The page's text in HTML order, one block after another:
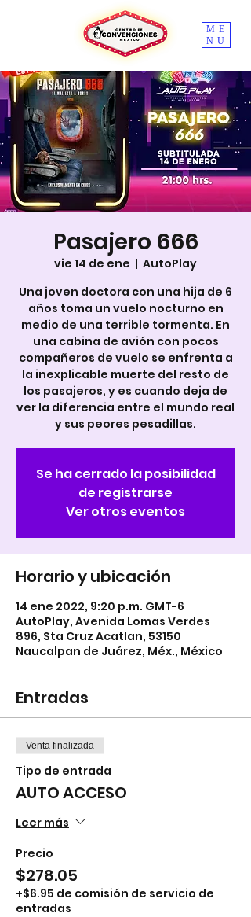
ME
NU
Pasajero 666
vie 14 de ene
  |
AutoPlay
Una joven doctora con una hija de 6
años toma un vuelo nocturno en
medio de una terrible tormenta. En
una cabina de avión con pocos
compañeros de vuelo se enfrenta a
la inexplicable muerte del resto de
los pasajeros, y es cuando deja de
ver la diferencia entre el mundo real
y sus peores pesadillas.
Se ha cerrado la posibilidad
de registrarse
Ver otros eventos
Horario y ubicación
14 ene 2022, 9:20 p.m. GMT-6
AutoPlay, Avenida Lomas Verdes
896, Sta Cruz Acatlan, 53150
Naucalpan de Juárez, Méx., México
Entradas
Venta finalizada
Tipo de entrada
AUTO ACCESO
Leer más
Precio
$278.05
+$6.95 de comisión de servicio de
entradas